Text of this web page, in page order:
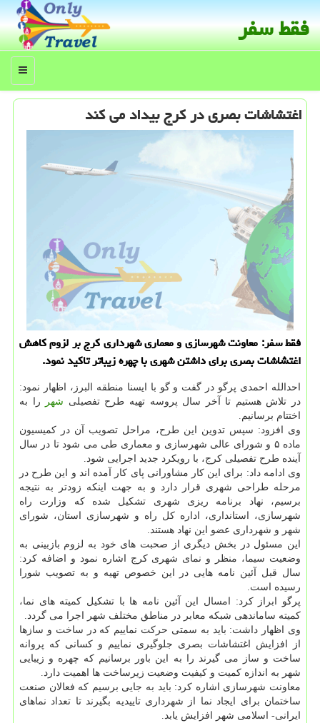
فقط سفر
منو
اغتشاشات بصری در كرج بیداد می كند
فقط سفر: معاونت شهرسازی و معماری شهرداری كرج بر لزوم كاهش
اغتشاشات بصری برای داشتن شهری با چهره زیباتر تاكید نمود.
احدالله احمدی پرگو در گفت و گو با ایسنا منطقه البرز، اظهار نمود:
در تلاش هستیم تا آخر سال پروسه تهیه طرح تفصیلی شهر
را به
اختتام برسانیم.
وی افزود: سپس تدوین این طرح، مراحل تصویب آن در كمیسیون
ماده ۵ و شورای عالی شهرسازی و معماری طی می شود تا در سال
آینده طرح تفصیلی كرج، با رویكرد جدید اجرایی شود.
وی ادامه داد: برای این كار مشاورانی پای كار آمده اند و این طرح در
مرحله طراحی شهری قرار دارد و به جهت اینكه زودتر به نتیجه
برسیم، نهاد برنامه ریزی شهری تشكیل شده كه وزارت راه
شهرسازی، استانداری، اداره كل راه و شهرسازی استان، شورای
شهر و شهرداری عضو این نهاد هستند.
این مسئول در بخش دیگری از صحبت های خود به لزوم بازبینی به
وضعیت سیما، منظر و نمای شهری كرج اشاره نمود و اضافه كرد:
سال قبل آئین نامه هایی در این خصوص تهیه و به تصویب شورا
رسیده است.
پرگو ابراز كرد: امسال این آئین نامه ها با تشكیل كمیته های نما،
كمیته ساماندهی شبكه معابر در مناطق مختلف شهر اجرا می گردد.
وی اظهار داشت: باید به سمتی حركت نماییم كه در ساخت و سازها
از افزایش اغتشاشات بصری جلوگیری نماییم و كسانی كه پروانه
ساخت و ساز می گیرند را به این باور برسانیم كه چهره و زیبایی
شهر به اندازه كمیت و كیفیت وضعیت زیرساخت ها اهمیت دارد.
معاونت شهرسازی اشاره كرد: باید به جایی برسیم كه فعالان صنعت
ساختمان برای ایجاد نما از شهرداری تاییدیه بگیرند تا تعداد نماهای
ایرانی- اسلامی شهر افزایش یابد.